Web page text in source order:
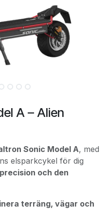
A – Alien
Sonic Model A, med
elsparkcykel för dig
och den
terräng, vägar och